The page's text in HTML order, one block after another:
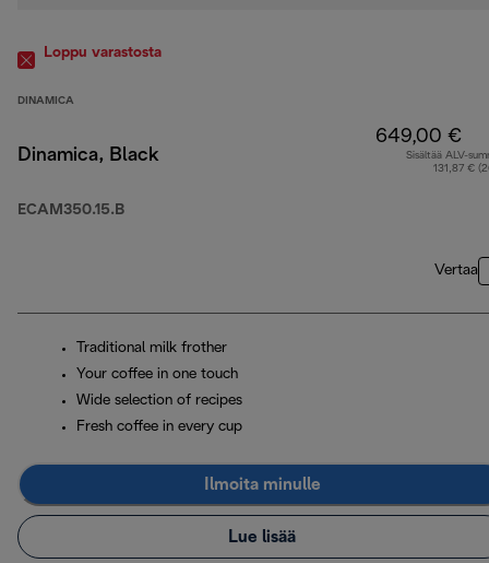
Loppu varastosta
DINAMICA
Dinamica, Black
ECAM350.15.B
649,00 €
Sisältää ALV-
131,87 €
Vertaa
Traditional milk frother
Your coffee in one touch
Wide selection of recipes
Fresh coffee in every cup
Ilmoita minulle
Lue lisää